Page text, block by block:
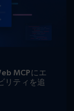
MCPにエ
リティを追